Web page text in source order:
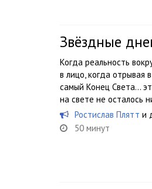
Звёздные
Когда реальность
в лицо, когда отрывая
самый Конец Света…
на свете не осталось
Ростислав Плятт и
50 минут